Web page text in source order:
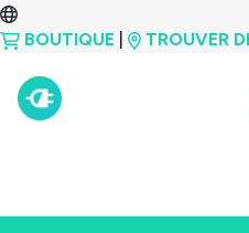
BOUTIQUE TROUVER